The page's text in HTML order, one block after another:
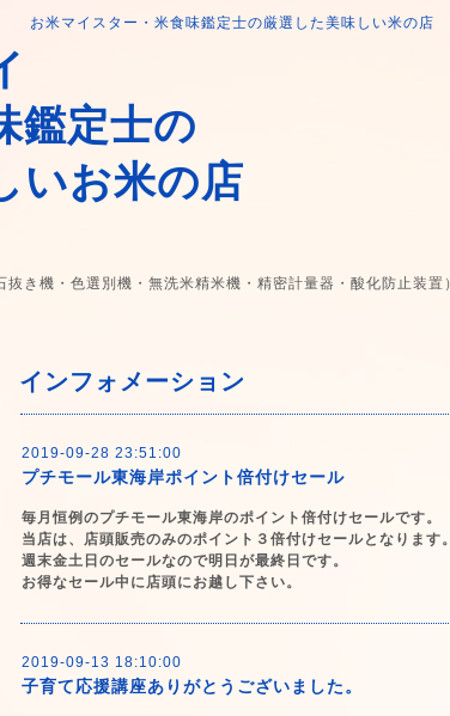
お米マイスター・米食味鑑定士の厳選した美味しい米の店
鑑定士の
いお米の店
き機・色選別機・無洗米精米機・精密計量器・酸化防止装置
インフォメーション
2019-09-28 23:51:00
プチモール東海岸ポイント倍付けセール
毎月恒例のプチモール東海岸のポイント倍付けセールです。
当店は、店頭販売のみのポイント３倍付けセールとなります。
週末金土日のセールなので明日が最終日です。
お得なセール中に店頭にお越し下さい。
2019-09-13 18:10:00
子育て応援講座ありがとうございました。